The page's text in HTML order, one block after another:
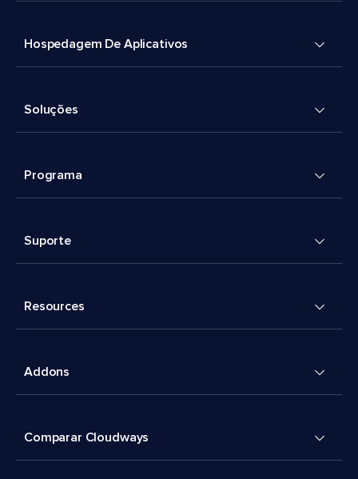
Hospedagem De Aplicativos
Soluções
Programa
Suporte
Resources
Addons
Comparar Cloudways